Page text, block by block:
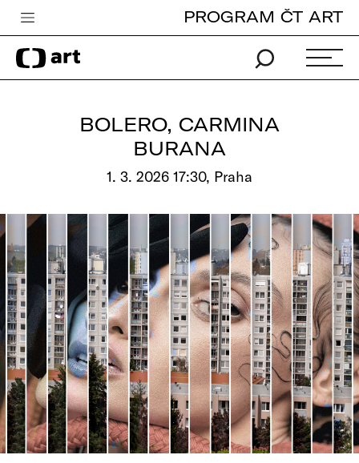
Česká televize
Zpravodajství
Vše o ČT
PROGRAM ČT ART
BOLERO, CARMINA
BURANA
1. 3. 2026 17:30, Praha